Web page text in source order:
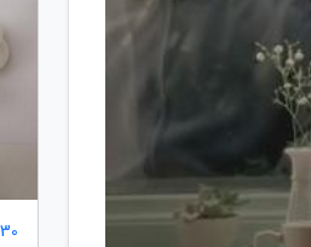
30 کار که قبل از 30 سالگی باید انجام دهید